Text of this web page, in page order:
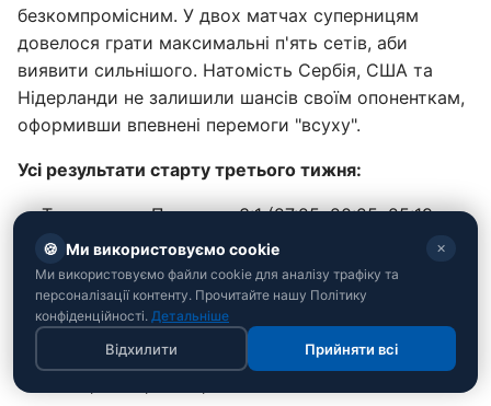
безкомпромісним. У двох матчах суперницям
довелося грати максимальні п'ять сетів, аби
виявити сильнішого. Натомість Сербія, США та
Нідерланди не залишили шансів своїм опоненткам,
оформивши впевнені перемоги "всуху".
Усі результати старту третього тижня:
Туреччина - Польща - 3:1 (27:25, 20:25, 25:19,
25:19)
Таїланд - США - 0:3 (21:25, 18:25, 20:25)
Японія - Бразилія - 1:3 (20:25, 25:19, 19:25, 23:25)
Бельгія - Домініканська Республіка - 3:2 (25:19,
🍪 Ми використовуємо cookie ✕
Ми використовуємо файли cookie для аналізу трафіку та
персоналізації контенту. Прочитайте нашу Політику
конфіденційності. Детальніше
Відхилити Прийняти всі